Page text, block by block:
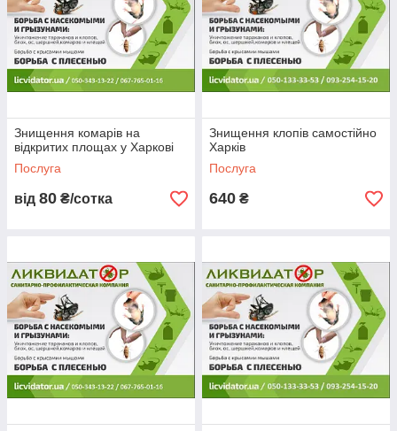
Знищення комарів на
відкритих площах у Харкові
Послуга
від 80 ₴/сотка
Знищення клопів самостійно
Харків
Послуга
640 ₴